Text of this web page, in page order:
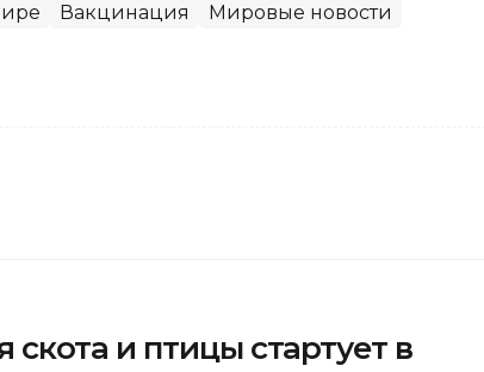
Вакцинация Мировые новости
и птицы стартует в